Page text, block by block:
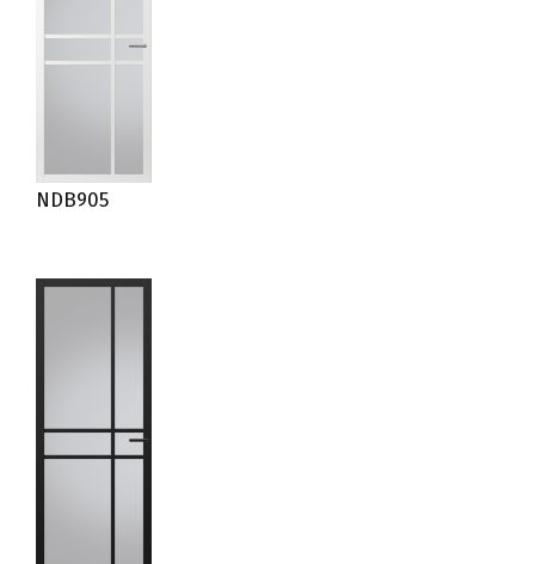
NDB905